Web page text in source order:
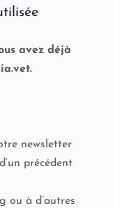
avez déjà
newsletter
précédent
ou à d’autres